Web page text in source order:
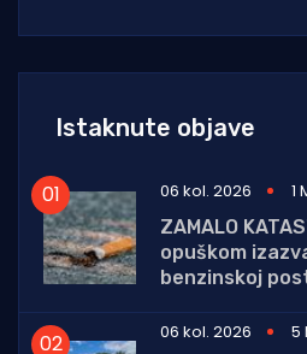
Istaknute objave
06 kol. 2026
1
ZAMALO
opuškom
benzinskoj
06 kol. 2026
5